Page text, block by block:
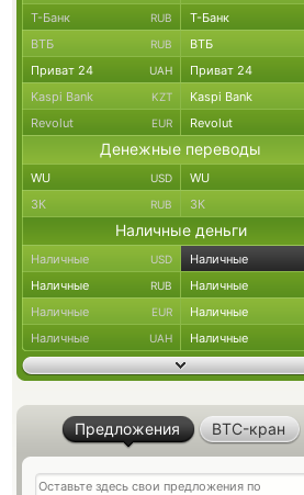
Т-Банк RUB Т-Банк
ВТБ RUB ВТБ
Приват 24 UAH Приват 24
Kaspi Bank KZT Kaspi Bank
Revolut EUR Revolut
Денежные переводы
WU USD WU
ЗК RUB ЗК
Наличные деньги
Наличные USD Наличные
Наличные RUB Наличные
Наличные EUR Наличные
Наличные UAH Наличные
Предложения BTC-кран